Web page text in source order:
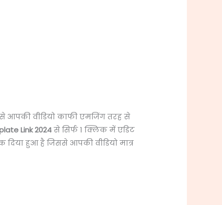
आपकी वीडियो काफी एमजिंग तरह से
Link 2024से सिर्फ 1 क्लिक में एडिट
दिया हुआ है जिससे आपकी वीडियो मात्र